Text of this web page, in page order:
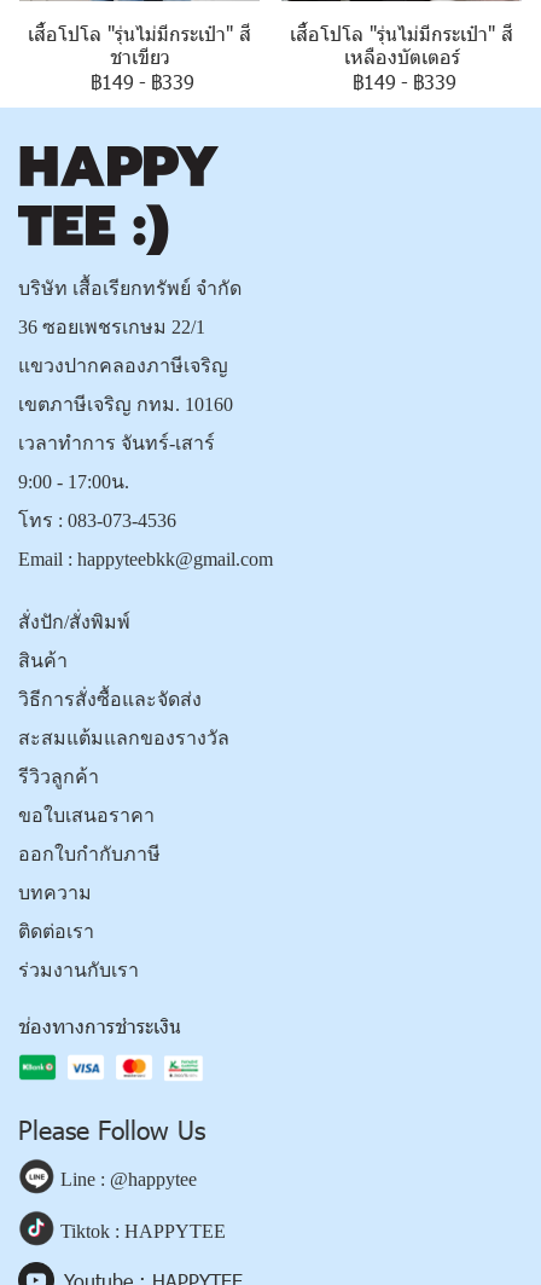
เสื้อโปโล "รุ่นไม่มีกระเป๋า" สี
ชาเขียว
฿149 - ฿339
เสื้อโปโล "รุ่นไม่มีกระเป๋า" สี
เหลืองบัตเตอร์
฿149 - ฿339
บริษัท เสื้อเรียกทรัพย์ จำกัด
36 ซอยเพชรเกษม 22/1
แขวงปากคลองภาษีเจริญ
เขตภาษีเจริญ กทม. 10160
เวลาทำการ จันทร์-เสาร์
9:00 - 17:00น.
โทร : 083-073-4536
Email : happyteebkk@gmail.com
สั่งปัก/สั่งพิมพ์
สินค้า
วิธีการสั่งซื้อและจัดส่ง
สะสมแต้มแลกของรางวัล
รีวิวลูกค้า
ขอใบเสนอราคา
ออกใบกำกับภาษี
บทความ
ติดต่อเรา
ร่วมงานกับเรา
ช่องทางการชำระเงิน
Please Follow Us
Line : @happytee
Tiktok : HAPPYTEE